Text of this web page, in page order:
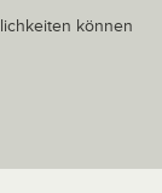
können